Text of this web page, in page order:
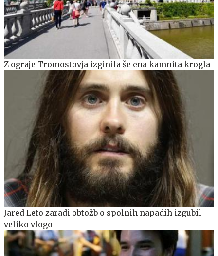
Z ograje Tromostovja izginila še ena kamnita krogla
Jared Leto zaradi obtožb o spolnih napadih izgubil
veliko vlogo